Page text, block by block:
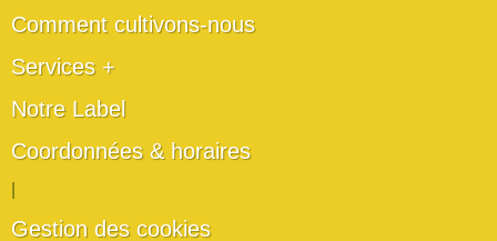
Comment cultivons-nous
Services +
Notre Label
Coordonnées & horaires
Gestion des cookies